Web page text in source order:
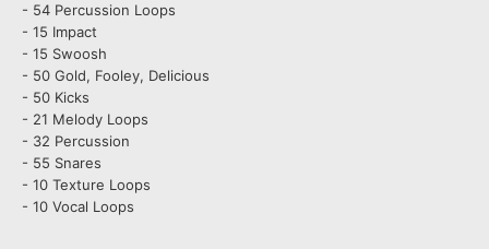
- 54 Percussion Loops
- 15 Impact
- 15 Swoosh
- 50 Gold, Fooley, Delicious
- 50 Kicks
- 21 Melody Loops
- 32 Percussion
- 55 Snares
- 10 Texture Loops
- 10 Vocal Loops